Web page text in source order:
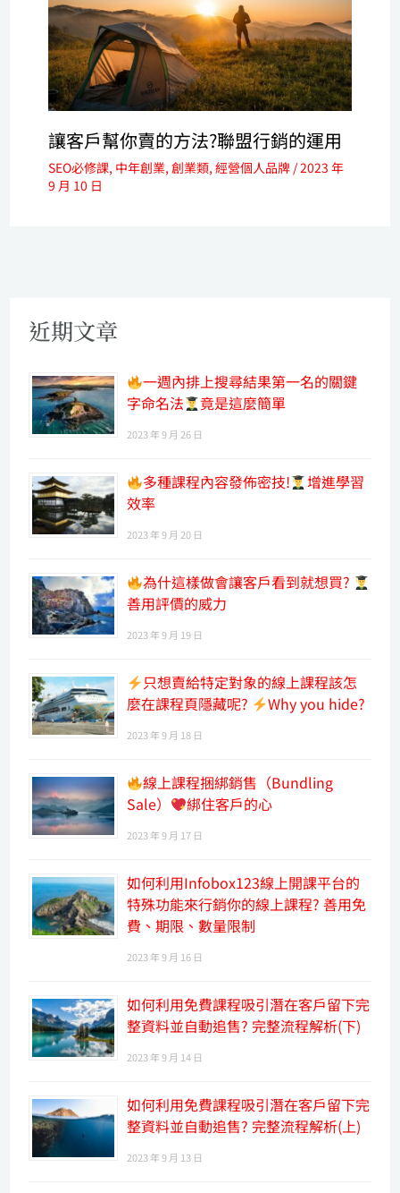
讓客戶幫你賣的方法?聯盟行銷的運用
SEO必修課, 中年創業, 創業類, 經營個人品牌/2023 年
9 月 10 日
近期文章
一週內排上搜尋結果第一名的關鍵
字命名法
竟是這麼簡單
2023 年 9 月 26 日
多種課程內容發佈密技!
增進學習
效率
2023 年 9 月 20 日
為什這樣做會讓客戶看到就想買?
善用評價的威力
2023 年 9 月 19 日
只想賣給特定對象的線上課程該怎
麼在課程頁隱藏呢?
Why you hide?
2023 年 9 月 18 日
線上課程捆綁銷售（Bundling
Sale）
綁住客戶的心
2023 年 9 月 17 日
如何利用Infobox123線上開課平台的
特殊功能來行銷你的線上課程? 善用免
費、期限、數量限制
2023 年 9 月 16 日
如何利用免費課程吸引潛在客戶留下完
整資料並自動追售? 完整流程解析(下)
2023 年 9 月 14 日
如何利用免費課程吸引潛在客戶留下完
整資料並自動追售? 完整流程解析(上)
2023 年 9 月 13 日